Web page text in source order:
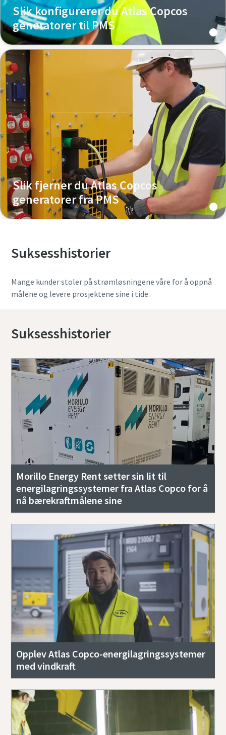
Slik konfigurerer du Atlas Copcos
generatorer til PMS
Slik fjerner du Atlas Copcos
generatorer fra PMS
Suksesshistorier
Mange kunder stoler på strømløsningene våre for å oppnå
målene og levere prosjektene sine i tide.
Suksesshistorier
Morillo Energy Rent setter sin lit til
energilagringssystemer fra Atlas Copco for å
nå bærekraftmålene sine
Opplev Atlas Copco-energilagringssystemer
med vindkraft